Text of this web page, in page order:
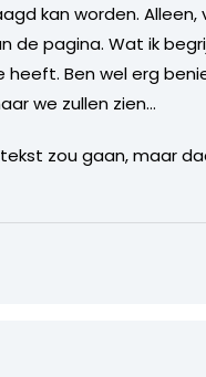
kan worden. Alleen,
de pagina. Wat ik
Ben wel erg
we zullen zien…
zou gaan, maar